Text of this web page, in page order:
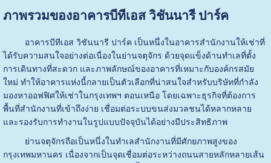
ภาพรวมของอาคารบีทีเอส วิชันนารี ปาร์ค
อาคารบีทีเอส วิชันนารี ปาร์ค เป็นหนึ่งในอาคารสำนักงานให้เช่าที่
ได้รับความสนใจอย่างต่อเนื่องในย่านจตุจักร ด้วยจุดแข็งด้านทำเลที่ตั้ง
การเดินทางที่สะดวก และภาพลักษณ์ของอาคารที่เหมาะกับองค์กรสมัย
ใหม่ ทำให้อาคารแห่งนี้กลายเป็นตัวเลือกที่น่าสนใจสำหรับบริษัทที่กำลัง
มองหาออฟฟิศให้เช่าในกรุงเทพฯ ตอนเหนือ โดยเฉพาะธุรกิจที่ต้องการ
พื้นที่สำนักงานที่เข้าถึงง่าย เชื่อมต่อระบบขนส่งมวลชนได้หลากหลาย
และรองรับการทำงานในรูปแบบปัจจุบันได้อย่างมีประสิทธิภาพ
ย่านจตุจักรถือเป็นหนึ่งในทำเลสำนักงานที่มีศักยภาพสูงของ
กรุงเทพมหานคร เนื่องจากเป็นจุดเชื่อมต่อระหว่างถนนสายหลักหลายเส้น